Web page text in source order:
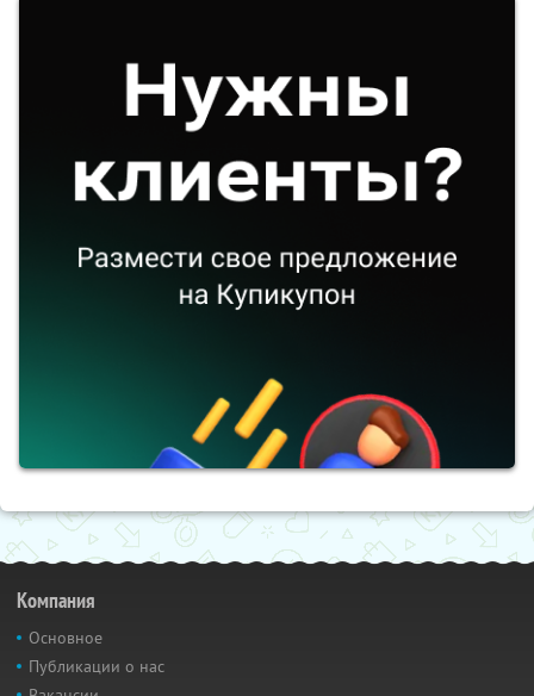
Компания
Основное
Публикации о нас